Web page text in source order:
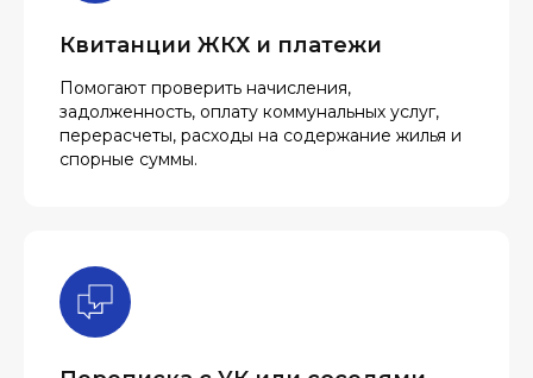
Квитанции ЖКХ и платежи
Помогают проверить начисления,
задолженность, оплату коммунальных услуг,
перерасчеты, расходы на содержание жилья и
спорные суммы.